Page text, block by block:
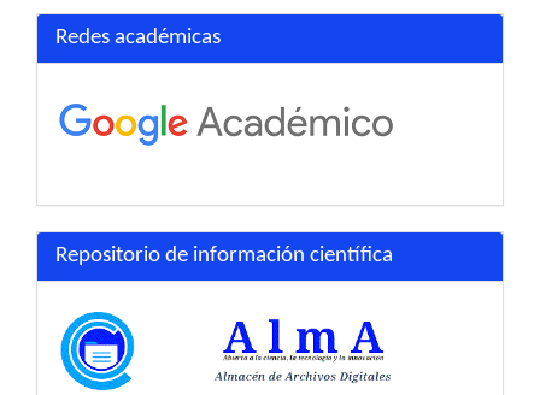
Redes académicas
Repositorio de información científica